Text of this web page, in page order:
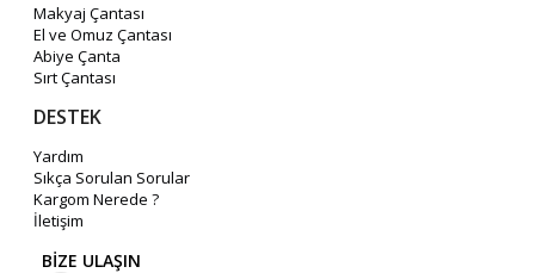
Makyaj Çantası
El ve Omuz Çantası
Abiye Çanta
Sırt Çantası
DESTEK
Yardım
Sıkça Sorulan Sorular
Kargom Nerede ?
İletişim
BİZE ULAŞIN